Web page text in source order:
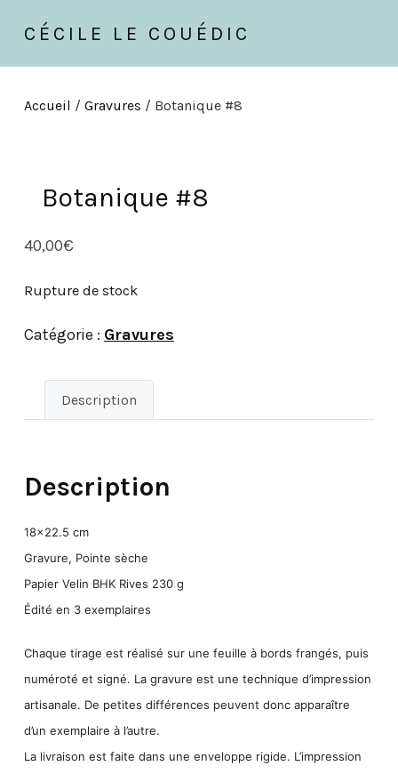
CÉCILE LE COUÉDIC
Accueil / Gravures / Botanique #8
Botanique #8
40,00€
Rupture de stock
Catégorie : Gravures
Description
Description
18×22.5 cm
Gravure, Pointe sèche
Papier Velin BHK Rives 230 g
Édité en 3 exemplaires
Chaque tirage est réalisé sur une feuille à bords frangés, puis
numéroté et signé. La gravure est une technique d’impression
artisanale. De petites différences peuvent donc apparaître
d’un exemplaire à l’autre.
La livraison est faite dans une enveloppe rigide. L’impression